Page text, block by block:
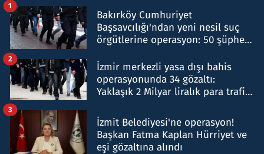
Bakırköy Cumhuriyet
Başsavcılığı'ndan yeni nesil suç
örgütlerine operasyon: 50 şüpheli
1
İzmir merkezli yasa dışı bahis
operasyonunda 34 gözaltı:
Yaklaşık 2 Milyar liralık para trafiği
2
İzmit Belediyesi'ne operasyon!
Başkan Fatma Kaplan Hürriyet ve
eşi gözaltına alındı
3